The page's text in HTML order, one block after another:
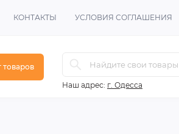
КОНТАКТЫ УСЛОВИЯ СОГЛАШЕНИЯ
товаров
Наш адрес: г. Одесса